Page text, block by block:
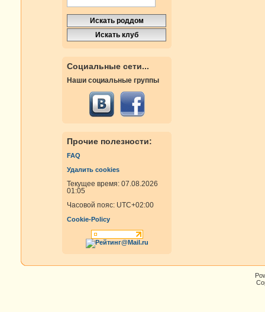
Социальные сети...
Наши социальные группы
Прочие полезности:
FAQ
Удалить cookies
Текущее время: 07.08.2026
01:05
Часовой пояс: UTC+02:00
Cookie-Policy